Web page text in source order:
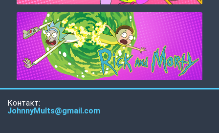
Контакт:
JohnnyMults@gmail.com